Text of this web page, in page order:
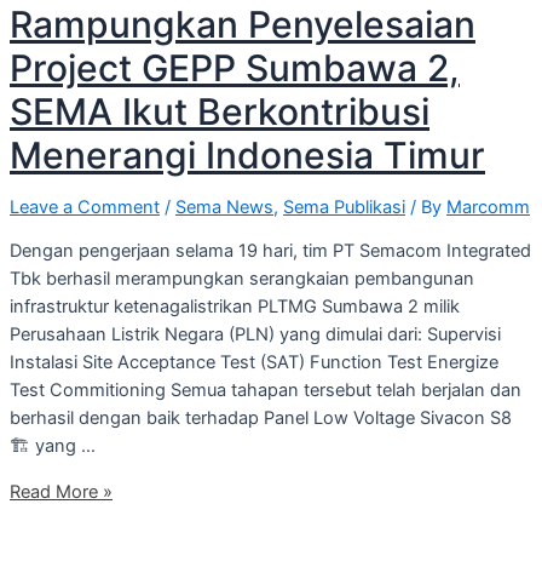
Rampungkan Penyelesaian
Project GEPP Sumbawa 2,
SEMA Ikut Berkontribusi
Menerangi Indonesia Timur
Leave a Comment / Sema News, Sema Publikasi / By Marcomm
Dengan pengerjaan selama 19 hari, tim PT Semacom Integrated
Tbk berhasil merampungkan serangkaian pembangunan
infrastruktur ketenagalistrikan PLTMG Sumbawa 2 milik
Perusahaan Listrik Negara (PLN) yang dimulai dari: Supervisi
Instalasi Site Acceptance Test (SAT) Function Test Energize
Test Commitioning Semua tahapan tersebut telah berjalan dan
berhasil dengan baik terhadap Panel Low Voltage Sivacon S8
🏗 yang …
Rampungkan
Read More »